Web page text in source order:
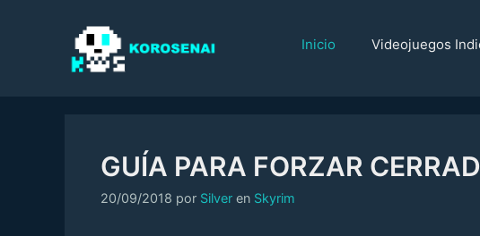
Inicio Videojuegos
GUÍA PARA FORZAR
20/09/2018 por Silver en Categorías
Skyrim